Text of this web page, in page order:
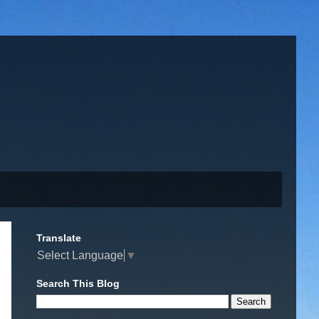
Translate
Select Language ▼
Search This Blog